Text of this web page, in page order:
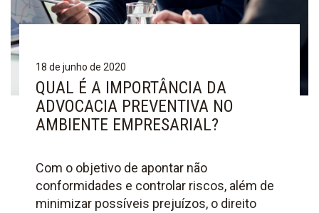
18 de junho de 2020
QUAL É A IMPORTÂNCIA DA
ADVOCACIA PREVENTIVA NO
AMBIENTE EMPRESARIAL?
Com o objetivo de apontar não
conformidades e controlar riscos, além de
minimizar possíveis prejuízos, o direito